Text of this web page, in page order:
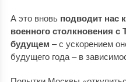
А это вновь подводит нас
военного столкновения
будущем – с ускорением
будущего года – в